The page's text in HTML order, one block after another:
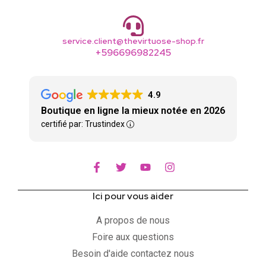
service.client@thevirtuose-shop.fr
+596696982245
4.9
Boutique en ligne la mieux notée en 2026
certifié par: Trustindex
Ici pour vous aider
A propos de nous
Foire aux questions
Besoin d'aide contactez nous